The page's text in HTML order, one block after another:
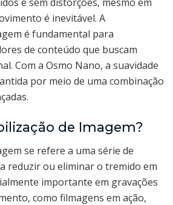
é inevitável. A
é fundamental para
de conteúdo que buscam
Com a Osmo Nano, a suavidade
por meio de uma combinação
de Imagem?
se refere a uma série de
reduzir ou eliminar o tremido em
importante em gravações
como filmagens em ação,